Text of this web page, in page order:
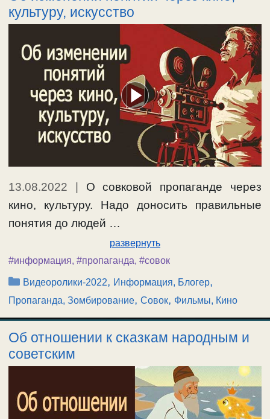
культуру, искусство
13.08.2022 | О совковой пропаганде через
кино, культуру. Надо доносить правильные
понятия до людей …
развернуть
#информация, #пропаганда, #совок
Рубрики
Видеоролики-2022, Информация, Блогер,
Пропаганда, Зомбирование, Совок, Фильмы, Кино
Об отношении к сказкам народным и
советским